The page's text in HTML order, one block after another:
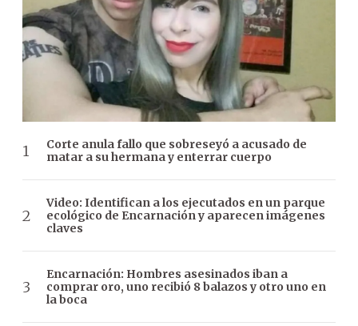
Corte anula fallo que sobreseyó a acusado de
matar a su hermana y enterrar cuerpo
Video: Identifican a los ejecutados en un parque
ecológico de Encarnación y aparecen imágenes
claves
Encarnación: Hombres asesinados iban a
comprar oro, uno recibió 8 balazos y otro uno en
la boca